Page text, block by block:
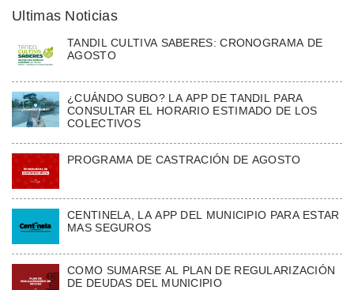
Ultimas Noticias
TANDIL CULTIVA SABERES: CRONOGRAMA DE
AGOSTO
¿CUÁNDO SUBO? LA APP DE TANDIL PARA
CONSULTAR EL HORARIO ESTIMADO DE LOS
COLECTIVOS
PROGRAMA DE CASTRACIÓN DE AGOSTO
CENTINELA, LA APP DEL MUNICIPIO PARA ESTAR
MAS SEGUROS
COMO SUMARSE AL PLAN DE REGULARIZACIÓN
DE DEUDAS DEL MUNICIPIO